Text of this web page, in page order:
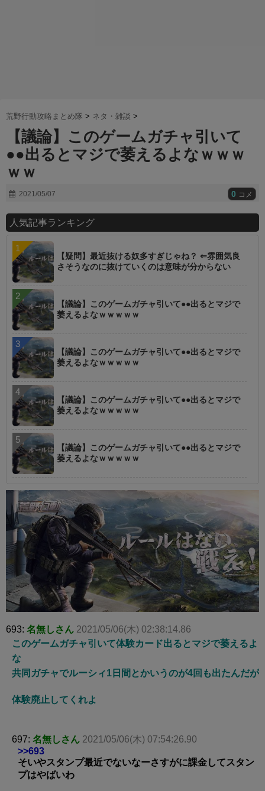
荒野行動攻略まとめ隊 > ネタ・雑談 >
【議論】このゲームガチャ引いて
●●出るとマジで萎えるよなｗｗｗ
ｗｗ
2021/05/07 0 コメ
人気記事ランキング
【疑問】最近抜ける奴多すぎじゃね？ ⇐雰囲気良
さそうなのに抜けていくのは意味が分からない
【議論】このゲームガチャ引いて●●出るとマジで
萎えるよなｗｗｗｗｗ
【議論】このゲームガチャ引いて●●出るとマジで
萎えるよなｗｗｗｗｗ
【議論】このゲームガチャ引いて●●出るとマジで
萎えるよなｗｗｗｗｗ
【議論】このゲームガチャ引いて●●出るとマジで
萎えるよなｗｗｗｗｗ
693: 名無しさん 2021/05/06(木) 02:38:14.86
このゲームガチャ引いて体験カード出るとマジで萎えるよ
な
共同ガチャでルーシィ1日間とかいうのが4回も出たんだが
体験廃止してくれよ
697: 名無しさん 2021/05/06(木) 07:54:26.90
>>693
そいやスタンプ最近でないなーさすがに課金してスタン
プはやばいわ